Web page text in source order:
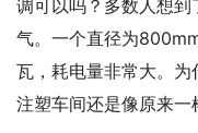
调可以吗？多数人想
气。一个直径为
瓦，耗电量非常大。
注塑车间还是像原来一